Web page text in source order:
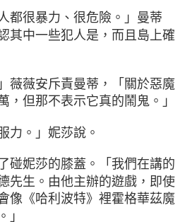
都很暴力、很危險。」曼蒂
其中一些犯人是，而且島上確
薇薇安斥責曼蒂，「關於惡魔
，但那不表示它真的鬧鬼。」
力。」妮莎說。
碰妮莎的膝蓋。「我們在講的
先生。由他主辦的遊戲，即使
像《哈利波特》裡霍格華茲魔
」